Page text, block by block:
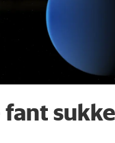
fant